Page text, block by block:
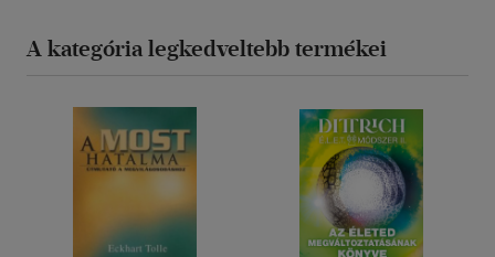
A kategória legkedveltebb termékei